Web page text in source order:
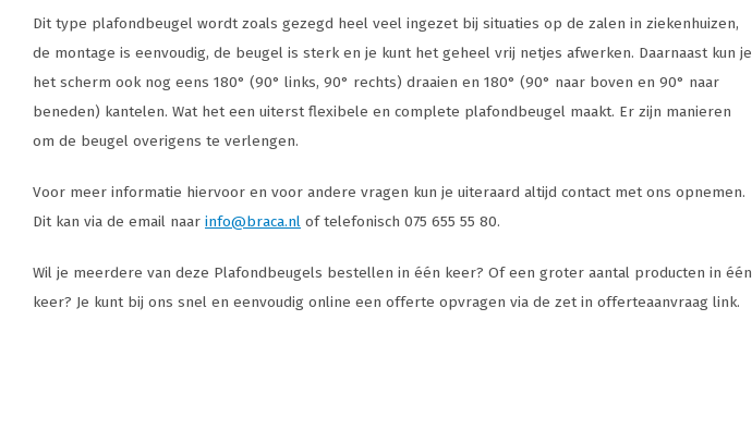
Dit type plafondbeugel wordt zoals gezegd heel veel ingezet bij situaties op de zalen in ziekenhuizen,
de montage is eenvoudig, de beugel is sterk en je kunt het geheel vrij netjes afwerken. Daarnaast kun je
het scherm ook nog eens 180° (90° links, 90° rechts) draaien en 180° (90° naar boven en 90° naar
beneden) kantelen. Wat het een uiterst flexibele en complete plafondbeugel maakt. Er zijn manieren
om de beugel overigens te verlengen.
Voor meer informatie hiervoor en voor andere vragen kun je uiteraard altijd contact met ons opnemen.
Dit kan via de email naar info@braca.nl of telefonisch 075 655 55 80.
Wil je meerdere van deze Plafondbeugels bestellen in één keer? Of een groter aantal producten in één
keer? Je kunt bij ons snel en eenvoudig online een offerte opvragen via de zet in offerteaanvraag link.